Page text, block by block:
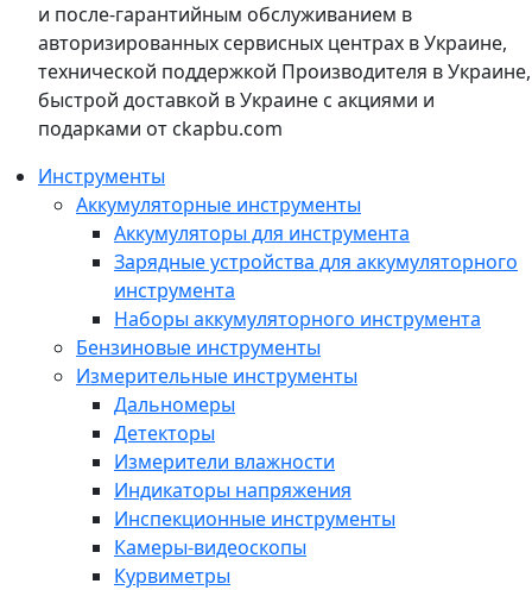
и после-гарантийным обслуживанием в
авторизированных сервисных центрах в Украине,
технической поддержкой Производителя в Украине,
быстрой доставкой в Украине с акциями и
подарками от ckapbu.com
Инструменты
Аккумуляторные инструменты
Аккумуляторы для инструмента
Зарядные устройства для аккумуляторного
инструмента
Наборы аккумуляторного инструмента
Бензиновые инструменты
Измерительные инструменты
Дальномеры
Детекторы
Измерители влажности
Индикаторы напряжения
Инспекционные инструменты
Камеры-видеоскопы
Курвиметры